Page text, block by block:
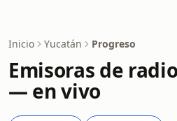
Inicio Yucatán Progreso
Emisoras de
— en vivo